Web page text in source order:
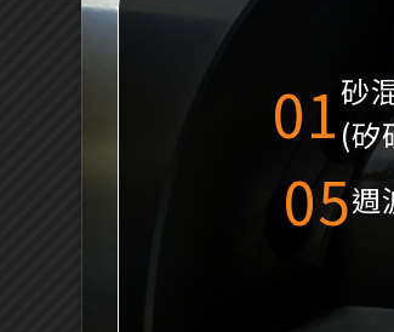
01砂
(矽
05週